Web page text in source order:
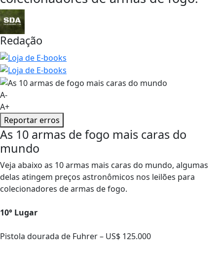
Redação
A-
A+
Reportar erros
As 10 armas de fogo mais caras do
mundo
Veja abaixo as 10 armas mais caras do mundo, algumas
delas atingem preços astronômicos nos leilões para
colecionadores de armas de fogo.
10° Lugar
Pistola dourada de Fuhrer – US$ 125.000